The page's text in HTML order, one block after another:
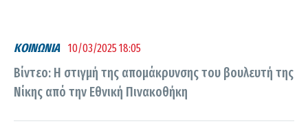
ΚΟΙΝΩΝΙΑ 10/03/2025 18:05
Βίντεο: Η στιγμή της απομάκρυνσης του βουλευτή της
Νίκης από την Εθνική Πινακοθήκη